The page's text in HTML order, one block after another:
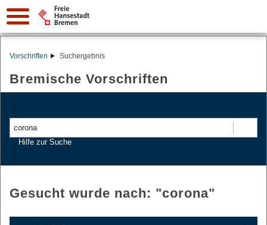
Vorschriften Suchergebnis
Bremische Vorschriften
Hilfe zur Suche
Gesucht wurde nach: "corona"